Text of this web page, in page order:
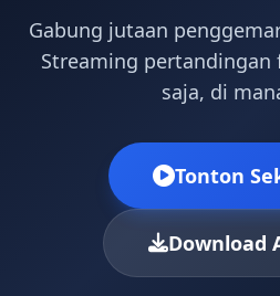
Gabung jutaan
Streaming pertandingan
saja, di
Tonton
Download